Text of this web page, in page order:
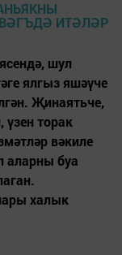
шул
ялгыз яшәүче
Җинаятьче,
торак
вәкиле
аларны буа
халык